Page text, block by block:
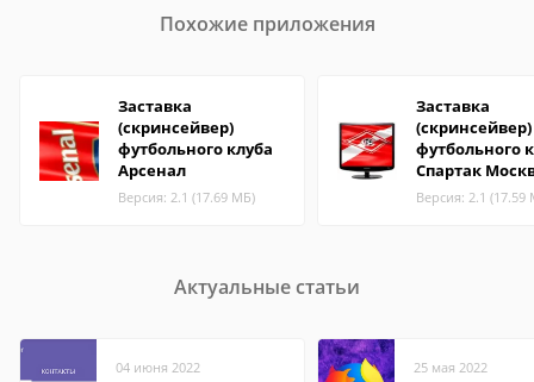
Похожие приложения
Заставка
(скринсейвер)
футбольного клуба
Арсенал
Версия: 2.1 (17.69 МБ)
Заставка
(скринсейвер)
футбольного
Спартак
Версия: 2.1 (17.59
Актуальные статьи
04 июня 2022 25 мая 2022